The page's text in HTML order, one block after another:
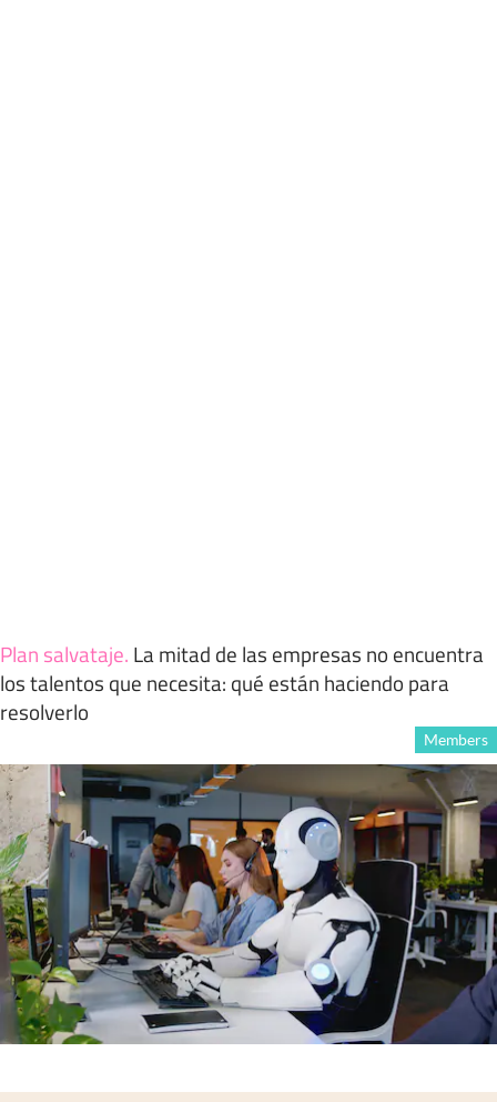
Plan salvataje. La mitad de las empresas no encuentra
los talentos que necesita: qué están haciendo para
resolverlo
Members